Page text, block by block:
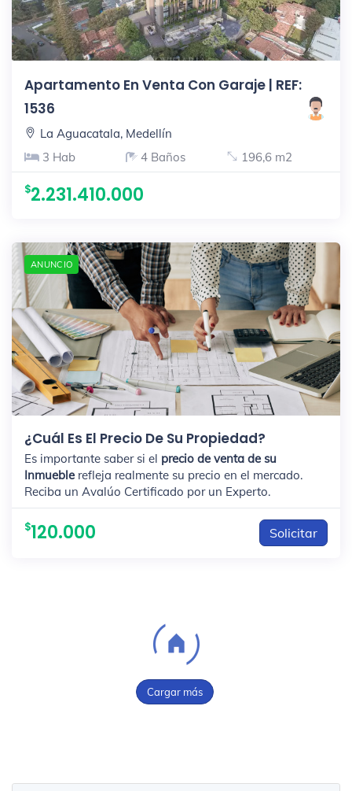
Apartamento En Venta Con Garaje | REF:
1536
La Aguacatala, Medellín
3 Hab
4 Baños 196,6 m2
2.231.410.000
ANUNCIO
¿Cuál Es El Precio De Su Propiedad?
Es importante saber si el precio de venta de su
Inmueble refleja realmente su precio en el mercado.
Reciba un Avalúo Certificado por un Experto.
120.000 Solicitar
Cargar más